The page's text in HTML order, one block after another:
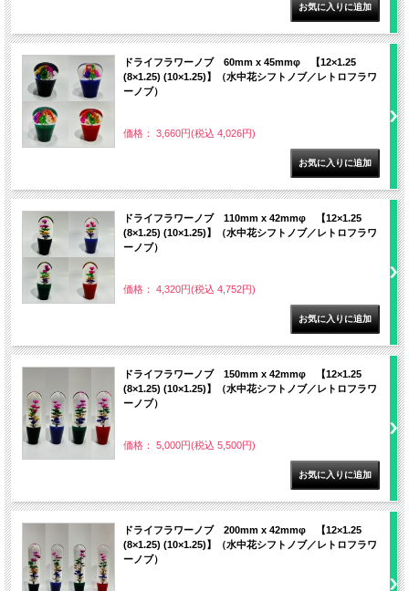
ドライフラワーノブ 60mm x 45mmφ 【12×1.25
(8×1.25) (10×1.25)】（水中花シフトノブ／レトロフラワ
ーノブ）
価格： 3,660円(税込 4,026円)
ドライフラワーノブ 110mm x 42mmφ 【12×1.25
(8×1.25) (10×1.25)】（水中花シフトノブ／レトロフラワ
ーノブ）
価格： 4,320円(税込 4,752円)
ドライフラワーノブ 150mm x 42mmφ 【12×1.25
(8×1.25) (10×1.25)】（水中花シフトノブ／レトロフラワ
ーノブ）
価格： 5,000円(税込 5,500円)
ドライフラワーノブ 200mm x 42mmφ 【12×1.25
(8×1.25) (10×1.25)】（水中花シフトノブ／レトロフラワ
ーノブ）